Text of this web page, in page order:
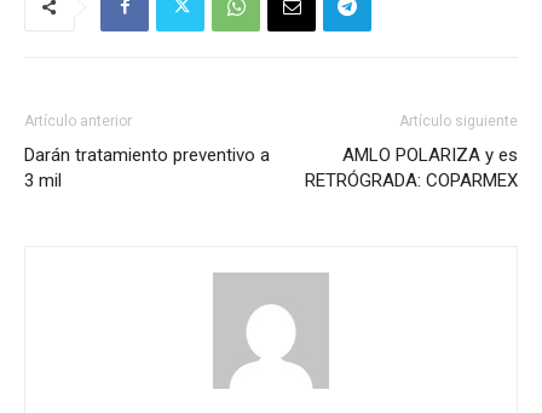
Artículo anterior
Darán tratamiento preventivo a
3 mil
Artículo siguiente
AMLO POLARIZA y es
RETRÓGRADA: COPARMEX